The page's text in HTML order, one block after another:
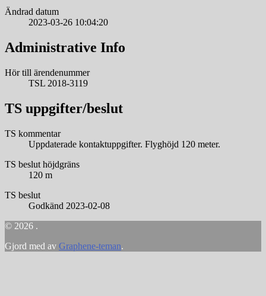
Ändrad datum
2023-03-26 10:04:20
Administrative Info
Hör till ärendenummer
TSL 2018-3119
TS uppgifter/beslut
TS kommentar
Uppdaterade kontaktuppgifter. Flyghöjd 120 meter.
TS beslut höjdgräns
120 m
TS beslut
Godkänd 2023-02-08
© 2026 .
Gjord med av Graphene-teman.